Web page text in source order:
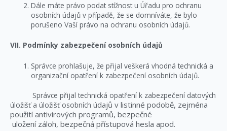
Dále máte právo podat stížnost u Úřadu pro ochranu
osobních údajů v případě, že se domníváte, že bylo
porušeno Vaší právo na ochranu osobních údajů.
VII. Podmínky zabezpečení osobních údajů
Správce prohlašuje, že přijal veškerá vhodná technická a
organizační opatření k zabezpečení osobních údajů.
Správce přijal technická opatření k zabezpečení datových
úložišť a úložišť osobních údajů v listinné podobě, zejména
použití antivirových programů, bezpečné
uložení záloh, bezpečná přístupová hesla apod.